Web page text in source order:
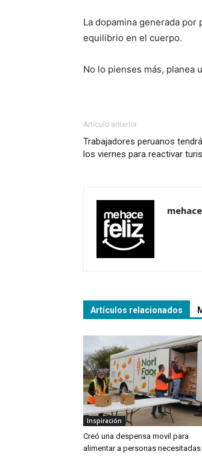
La dopamina generada
equilibrio en el cuerpo.
No lo pienses más, planea
Artículo anterior
Trabajadores peruanos
los viernes para reactivar
Artículos relacionados
Inspiración
Creó una despensa movil para
alimentar a personas necesitadas